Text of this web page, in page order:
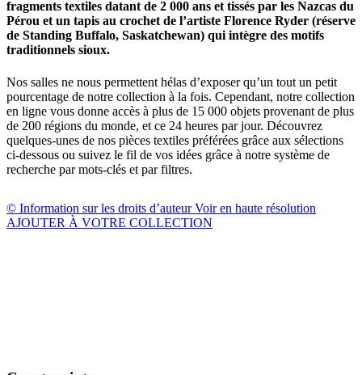
fragments textiles datant de 2 000 ans et tissés par les Nazcas du
Pérou et un tapis au crochet de l’artiste Florence Ryder (réserve
de Standing Buffalo, Saskatchewan) qui intègre des motifs
traditionnels sioux.
Nos salles ne nous permettent hélas d’exposer qu’un tout un petit
pourcentage de notre collection à la fois. Cependant, notre collection
en ligne vous donne accès à plus de 15 000 objets provenant de plus
de 200 régions du monde, et ce 24 heures par jour. Découvrez
quelques-unes de nos pièces textiles préférées grâce aux sélections
ci-dessous ou suivez le fil de vos idées grâce à notre système de
recherche par mots-clés et par filtres.
© Information sur les droits d’auteurVoir en haute résolution
AJOUTER À VOTRE COLLECTION